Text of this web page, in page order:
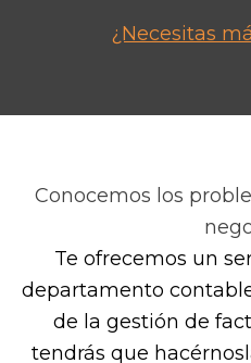
¿Necesitas
Conocemos los
Te ofrecemos un
departamento
de la gestión de
tendrás que